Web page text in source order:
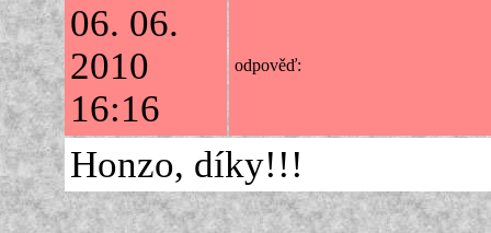
06. 06.
2010
16:16
odpověď:
Honzo, díky!!!